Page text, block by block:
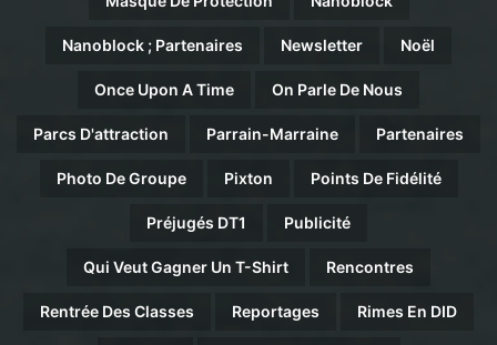
Nanoblock ; Partenaires Newsletter Noël
Once Upon A Time On Parle De Nous
Parcs D'attraction Parrain-Marraine Partenaires
Photo De Groupe Pixton Points De Fidélité
Préjugés DT1 Publicité
Qui Veut Gagner Un T-Shirt Rencontres
Rentrée Des Classes Reportages Rimes En DID